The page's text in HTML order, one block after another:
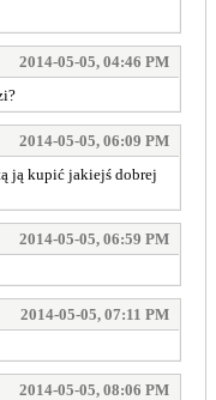
2014-05-05, 04:46 PM
2014-05-05, 06:09 PM
ją kupić jakiejś dobrej
2014-05-05, 06:59 PM
2014-05-05, 07:11 PM
2014-05-05, 08:06 PM